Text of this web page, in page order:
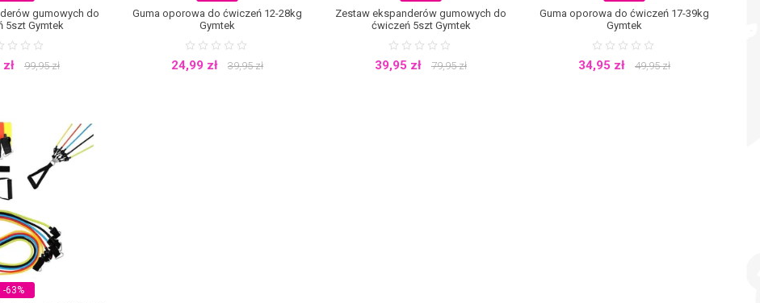
gumowych do
5szt Gymtek
zł 99,95zł
Guma oporowa do ćwiczeń 12-28kg
Gymtek
24,99 zł 39,95zł
Zestaw ekspanderów gumowych do
ćwiczeń 5szt Gymtek
39,95 zł 79,95zł
Guma oporowa do ćwiczeń 17-39kg
Gymtek
34,95 zł 49,95zł
-63%